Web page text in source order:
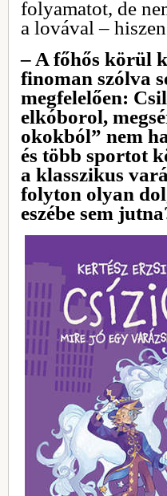
folyamatot, de
a lovával ‒
– A főhős körül
finoman szólva
megfelelően:
elkóborol,
okokból” nem
és több sportot
a klasszikus
folyton olyan
eszébe sem